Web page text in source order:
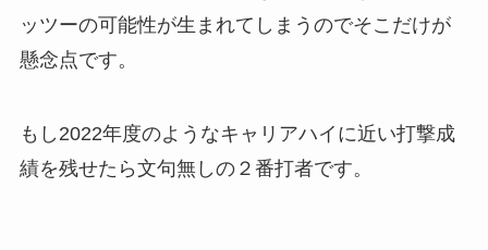
ッツーの可能性が生まれてしまうのでそこだけが
懸念点です。
もし2022年度のようなキャリアハイに近い打撃成
績を残せたら文句無しの２番打者です。